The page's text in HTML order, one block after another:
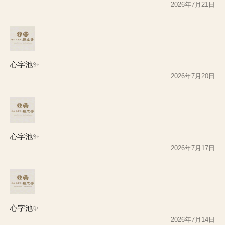
2026年7月21日
心字池✨
2026年7月20日
心字池✨
2026年7月17日
心字池✨
2026年7月14日